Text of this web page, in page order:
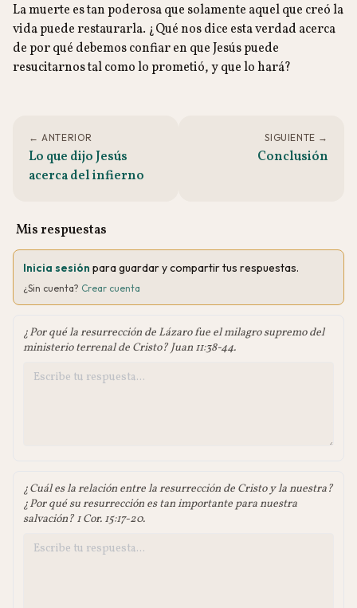
La muerte es tan poderosa que solamente aquel que creó la
vida puede restaurarla. ¿Qué nos dice esta verdad acerca
de por qué debemos confiar en que Jesús puede
resucitarnos tal como lo prometió, y que lo hará?
← ANTERIOR
Lo que dijo Jesús
acerca del infierno
SIGUIENTE →
Conclusión
Mis respuestas
Inicia sesión para guardar y compartir tus respuestas.
¿Sin cuenta? Crear cuenta
¿Por qué la resurrección de Lázaro fue el milagro supremo del
ministerio terrenal de Cristo? Juan 11:38-44.
¿Cuál es la relación entre la resurrección de Cristo y la nuestra?
¿Por qué su resurrección es tan importante para nuestra
salvación? 1 Cor. 15:17-20.